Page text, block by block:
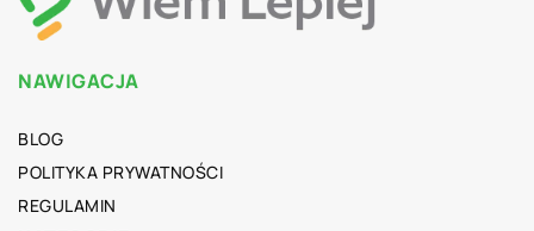
NAWIGACJA
BLOG
POLITYKA PRYWATNOŚCI
REGULAMIN